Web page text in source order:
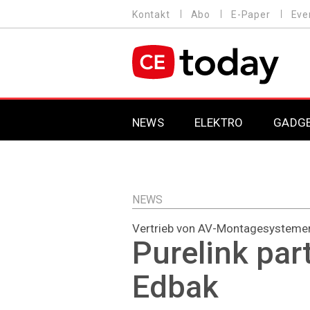
zum
MENU
Kontakt Abo E-Paper
MAIN NAVIGATION
NEWS ELEKTRO
NEWS
Vertrieb von AV-
Purelink
Edbak